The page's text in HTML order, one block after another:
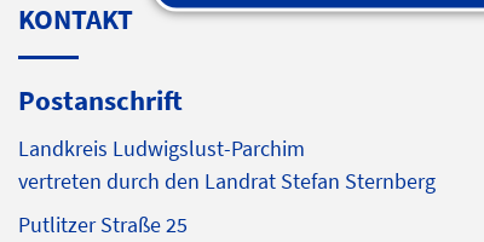
KONTAKT
Postanschrift
Landkreis Ludwigslust-Parchim
vertreten durch den Landrat Stefan Sternberg
Putlitzer Straße 25